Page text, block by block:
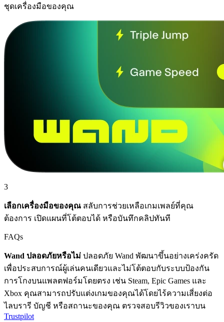
ชุดเครื่องมือของคุณ
3
เลือกเครื่องมือของคุณ สลับการช่วยเหลือเกมเพลย์ที่คุณ
ต้องการ เปิดแผนที่โต้ตอบได้ หรือบันทึกคลิปทันที
FAQs
Wand ปลอดภัยหรือไม่ ปลอดภัย Wand พัฒนาขึ้นอย่างเคร่งครัด
เพื่อประสบการณ์ผู้เล่นคนเดียวและไม่โต้ตอบกับระบบป้องกัน
การโกงบนแพลตฟอร์มโดยตรง เช่น Steam, Epic Games และ
Xbox คุณสามารถปรับแต่งเกมของคุณได้โดยไร้ความเสี่ยงต่อ
ไลบรารี บัญชี หรือสถานะของคุณ ตรวจสอบรีวิวของเราบน
Trustpilot